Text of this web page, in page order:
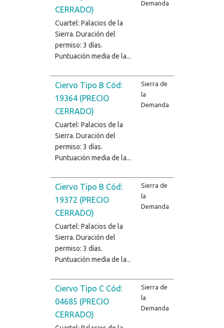
CERRADO)
Cuartel: Palacios de la
Sierra. Duración del
permiso: 3 días.
Puntuación media de la...
Demanda
Ciervo Tipo B Cód:
19364 (PRECIO
CERRADO)
Cuartel: Palacios de la
Sierra. Duración del
permiso: 3 días.
Puntuación media de la...
Sierra de
la
Demanda
Ciervo Tipo B Cód:
19372 (PRECIO
CERRADO)
Cuartel: Palacios de la
Sierra. Duración del
permiso: 3 días.
Puntuación media de la...
Sierra de
la
Demanda
Ciervo Tipo C Cód:
04685 (PRECIO
CERRADO)
Sierra de
la
Demanda